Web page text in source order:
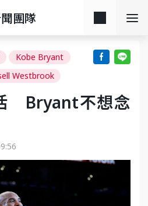
團隊
Kobe Bryant
Westbrook
Bryant不想念